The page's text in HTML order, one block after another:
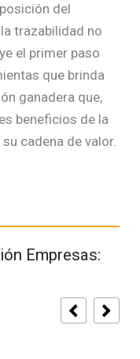
del
trazabilidad no
el primer paso
que brinda
ganadera que,
beneficios de la
cadena de valor.
Empresas: